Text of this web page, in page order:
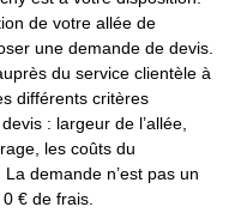
de votre allée de
une demande de devis.
du service clientèle à
différents critères
: largeur de l’allée,
les coûts du
demande n’est pas un
€ de frais.